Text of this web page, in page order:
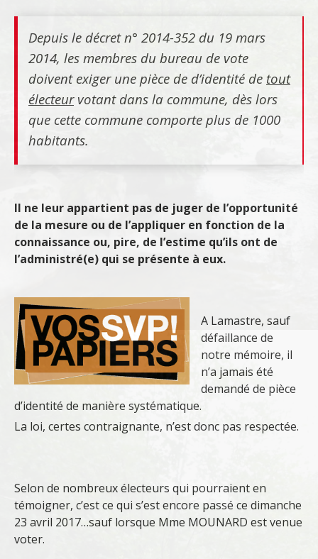
Depuis le décret n° 2014-352 du 19 mars
2014, les membres du bureau de vote
doivent exiger une pièce de d’identité de tout
électeurvotant dans la commune, dès lors
que cette commune comporte plus de 1000
habitants.
Il ne leur appartient pas de juger de l’opportunité
de la mesure ou de l’appliquer en fonction de la
connaissance ou, pire, de l’estime qu’ils ont de
l’administré(e) qui se présente à eux.
A Lamastre, sauf
défaillance de
notre mémoire, il
n’a jamais été
demandé de pièce
d’identité de manière systématique.
La loi, certes contraignante, n’est donc pas respectée.
Selon de nombreux électeurs qui pourraient en
témoigner, c’est ce qui s’est encore passé ce dimanche
23 avril 2017…sauf lorsque Mme MOUNARD est venue
voter.